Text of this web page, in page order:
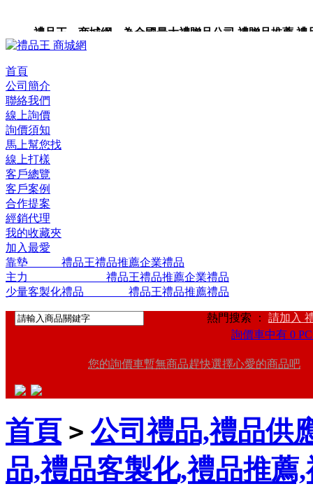
禮品王 商城網 為全國最大禮贈品公司,禮贈品推薦,禮
品包裝,禮品卡,企業禮品,禮品小物,高級禮品,禮品網站。
首頁
公司簡介
聯絡我們
線上詢價
詢價須知
馬上幫您找
線上打樣
客戶總覽
客戶案例
合作提案
經銷代理
我的收藏夾
加入最愛
靠墊 禮品王禮品推薦企業禮品
主力 禮品王禮品推薦企業禮品
少量客製化禮品 禮品王禮品推薦禮品
熱門搜索 ： 請加入
詢價車中有 0
您的詢價車暫無商品趕快選擇心愛的商品吧
首頁 > 公司禮品,禮品供
品,禮品客製化,禮品推薦